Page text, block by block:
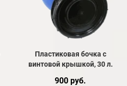
Пластиковая бочка с
винтовой крышкой, 30 л.
900 руб.